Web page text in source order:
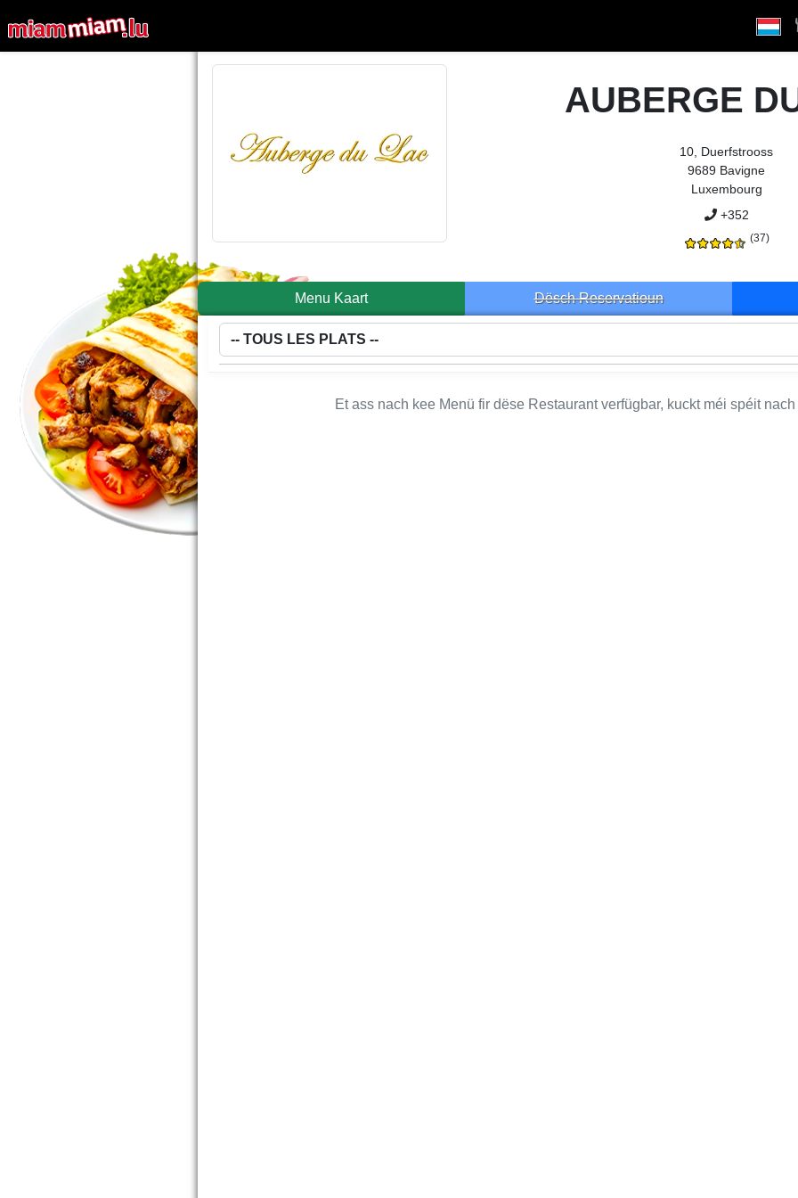
AUBERGE
10, Duerfstrooss
9689 Bavigne
Luxembourg
+352
(37)
Menu Kaart Dësch Reservatioun
Et ass nach kee Menü fir dëse Restaurant verfügbar, kuckt méi spéit